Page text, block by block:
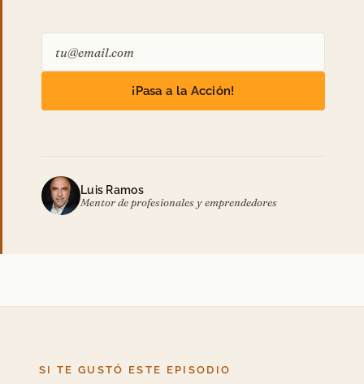
¡Pasa a la Acción!
Luis Ramos
Mentor de profesionales y emprendedores
SI TE GUSTÓ ESTE EPISODIO